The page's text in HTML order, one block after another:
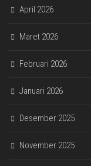
April 2026
Maret 2026
Februari 2026
Januari 2026
Desember 2025
November 2025